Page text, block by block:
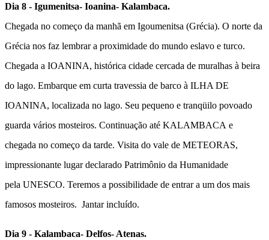
Dia 8 - Igumenitsa- Ioanina- Kalambaca.
Chegada no começo da manhã em Igoumenitsa (Grécia). O norte da
Grécia nos faz lembrar a proximidade do mundo eslavo e turco.
Chegada a IOANINA, histórica cidade cercada de muralhas à beira
do lago. Embarque em curta travessia de barco à ILHA DE
IOANINA, localizada no lago. Seu pequeno e tranqüilo povoado
guarda vários mosteiros. Continuação até KALAMBACA e
chegada no começo da tarde. Visita do vale de METEORAS,
impressionante lugar declarado Patrimônio da Humanidade
pela UNESCO. Teremos a possibilidade de entrar a um dos mais
famosos mosteiros. Jantar incluído.
Dia 9 - Kalambaca- Delfos- Atenas.